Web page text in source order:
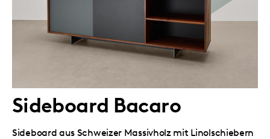
Sideboard Bacaro
Sideboard aus Schweizer Massivholz mit Linolschiebern